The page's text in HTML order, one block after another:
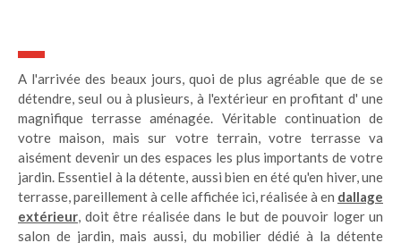
A l'arrivée des beaux jours, quoi de plus agréable que de se
détendre, seul ou à plusieurs, à l'extérieur en profitant d' une
magnifique terrasse aménagée. Véritable continuation de
votre maison, mais sur votre terrain, votre terrasse va
aisément devenir un des espaces les plus importants de votre
jardin. Essentiel à la détente, aussi bien en été qu'en hiver, une
terrasse, pareillement à celle affichée ici, réalisée à en dallage
extérieur, doit être réalisée dans le but de pouvoir loger un
salon de jardin, mais aussi, du mobilier dédié à la détente